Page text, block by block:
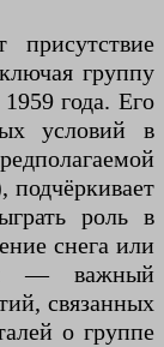
присутствие
группу
года. Его
условий в
подчёркивает
роль в
снега или
— важный
связанных
о группе